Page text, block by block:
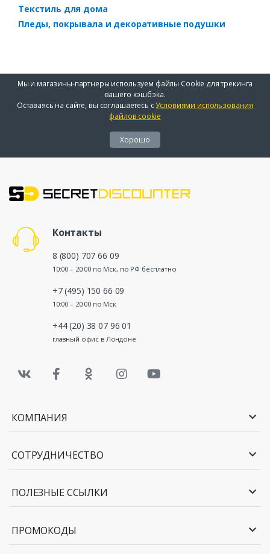
Текстиль для дома
Пледы, покрывала и декоративные подушки
Мы и магазины-партнеры используем файлы Cookie для трекинга
вашего кэшбэка.
Оставаясь на сайте, вы соглашаетесь сУсловиями использования
файлов cookie
Хорошо
Контакты
8 (800) 707 66 09
10:00 – 20:00 по Мск, по РФ бесплатно
+7 (495) 150 66 09
10:00 – 20:00 по Мск
+44 (20) 38 07 96 01
главный офис в Лондоне
КОМПАНИЯ
СОТРУДНИЧЕСТВО
ПОЛЕЗНЫЕ ССЫЛКИ
ПРОМОКОДЫ